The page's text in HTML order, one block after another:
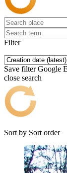
Filter
Save filter Google
close search
Sort by Sort order